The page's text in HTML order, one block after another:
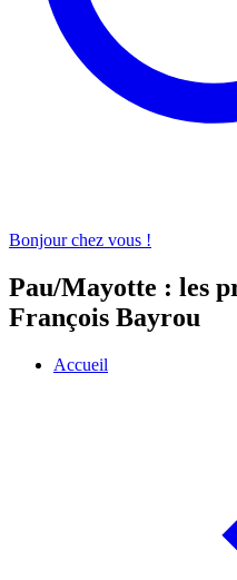
Bonjour chez vous !
Pau/Mayotte : les
François Bayrou
Accueil